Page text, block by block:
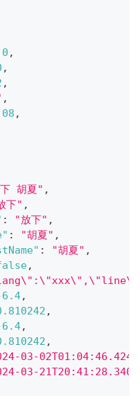
0 ,
,
,
,
,
胡夏" ,
下" ,
: "放下" ,
: "胡夏" ,
: "胡夏" ,
,
,
,
,
,
03-
03-